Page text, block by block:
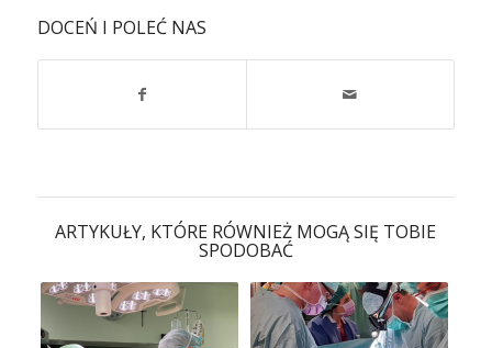
DOCEŃ I POLEĆ NAS
ARTYKUŁY, KTÓRE RÓWNIEŻ MOGĄ SIĘ TOBIE
SPODOBAĆ